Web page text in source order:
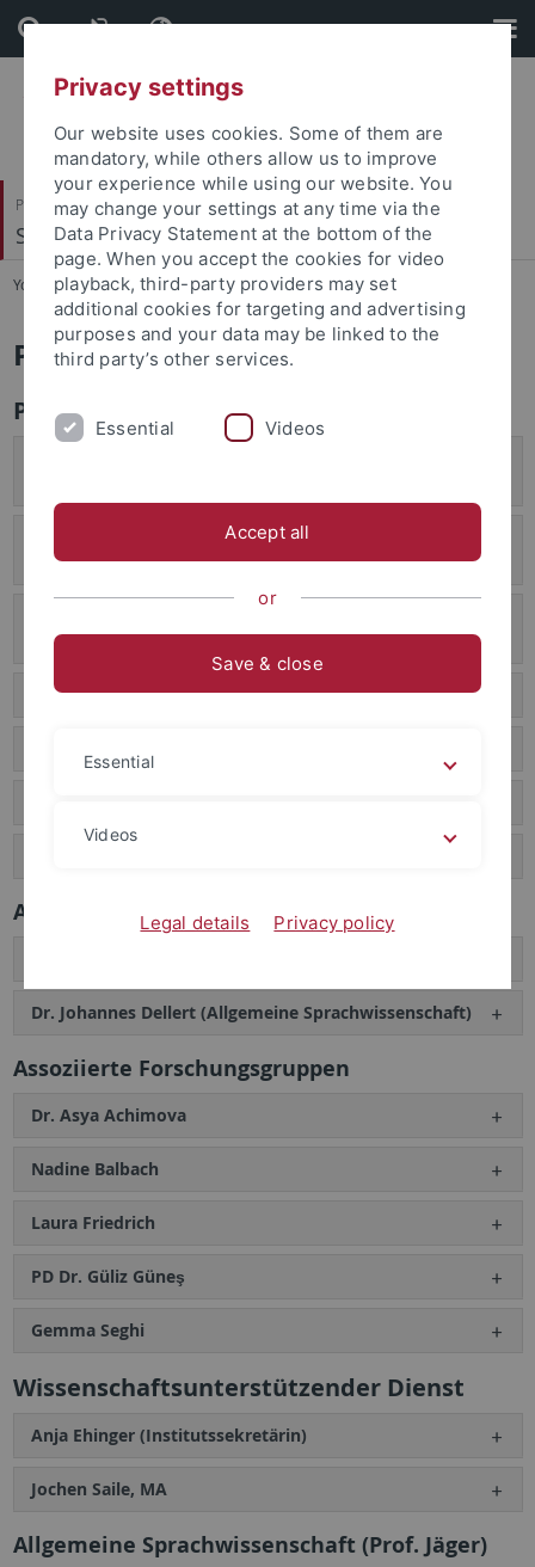
Skip
to
content
Skip
to
footer
Philosophische Fakultät
Seminar für Sprachwissenschaft
You are here: Startseite ... Personal
Personal
Professor*innen
Prof. Dr. Gerhard Jäger (Lehrstuhl Allgemeine
Sprachwissenschaft)
Linguistik)
Dr.-Ing. Besim Kabashi (Vertretungsprofessor)
Akademische Räte
Dr. Johannes Dellert (Allgemeine Sprachwissenschaft)
Assoziierte Forschungsgruppen
Dr. Asya Achimova
Nadine Balbach
Laura Friedrich
PD Dr. Güliz Güneş
Gemma Seghi
Wissenschaftsunterstützender Dienst
Anja Ehinger (Institutssekretärin)
Jochen Saile, MA
Allgemeine Sprachwissenschaft (Prof. Jäger)
Privacy settings
Our website uses cookies. Some of them are
mandatory, while others allow us to improve
your experience while using our website. You
may change your settings at any time via the
Data Privacy Statement at the bottom of the
page. When you accept the cookies for video
playback, third-party providers may set
additional cookies for targeting and advertising
purposes and your data may be linked to the
third party’s other services.
Essential Videos
Accept all
or
Save & close
Essential
Videos
Legal details Privacy policy